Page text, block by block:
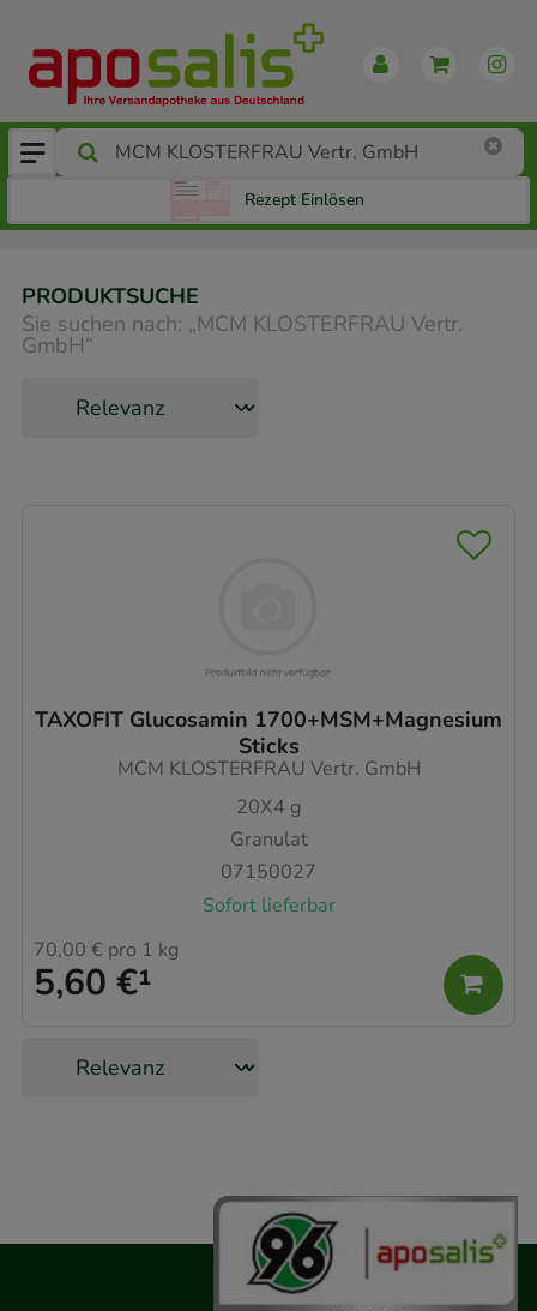
Rezept Einlösen
PRODUKTSUCHE
Sie suchen nach: „MCM KLOSTERFRAU Vertr.
GmbH“
TAXOFIT Glucosamin 1700+MSM+Magnesium
Sticks
MCM KLOSTERFRAU Vertr. GmbH
20X4 g
Granulat
07150027
Sofort lieferbar
5,60 €¹
70,00 € pro 1 kg